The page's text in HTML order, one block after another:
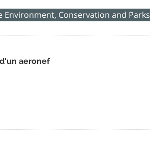
Environment, Conservation and Parks
aeronef